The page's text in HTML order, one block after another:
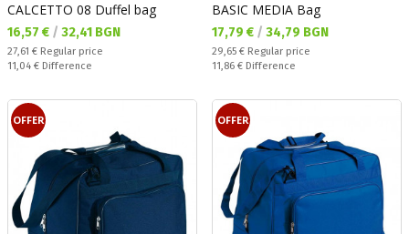
CALCETTO 08 Duffel bag
Текуща цена:
16,57 € / 32,41 BGN
Regular price:
27,61 € Regular price
Спестявате:
11,04 € Difference
BASIC MEDIA Bag
Текуща цена:
17,79 € / 34,79 BGN
Regular price:
29,65 € Regular price
Спестявате:
11,86 € Difference
OFFER OFFER